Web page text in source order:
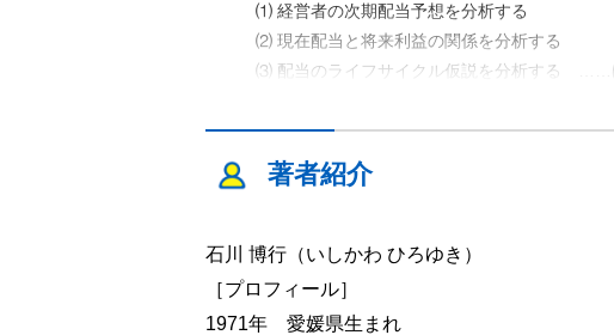
⑴ 経営者の次期配当予想を分析する
⑵ 現在配当と将来利益の関係を分析する
⑶ 配当のライフサイクル仮説を分析する ……
⑴ コロボレーション効果の基礎―証拠の蓄積―
⑵ コロボレーション効果の応用
―配当のライフサイクル仮説の検証―
第１部 コロボレーション効果の基礎―証拠の
第１章 日本企業の配当政策
第１節 はじめに
著者紹介
石川 博行（いしかわ ひろゆき）
［プロフィール］
1971年 愛媛県生まれ